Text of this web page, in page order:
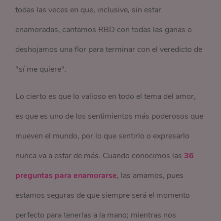
todas las veces en que, inclusive, sin estar
enamoradas, cantamos RBD con todas las ganas o
deshojamos una flor para terminar con el veredicto de
"sí me quiere".
Lo cierto es que lo valioso en todo el tema del amor,
es que es uno de los sentimientos más poderosos que
mueven el mundo, por lo que sentirlo o expresarlo
nunca va a estar de más. Cuando conocimos las 36
preguntas para enamorarse, las amamos, pues
estamos seguras de que siempre será el momento
perfecto para tenerlas a la mano; mientras nos